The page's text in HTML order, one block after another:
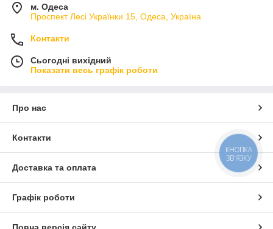
м. Одеса
Проспект Лесі Українки 15, Одеса, Україна
Контакти
Сьогодні вихідний
Показати весь графік роботи
Про нас
Контакти
Доставка та оплата
Графік роботи
Повна версія сайту
КНОПКА
ЗВ'ЯЗКУ